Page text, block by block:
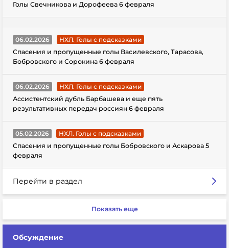
Голы Свечникова и Дорофеева 6 февраля
06.02.2026
НХЛ. Голы с подсказками
Спасения и пропущенные голы Василевского, Тарасова,
Бобровского и Сорокина 6 февраля
06.02.2026
НХЛ. Голы с подсказками
Ассистентский дубль Барбашева и еще пять
результативных передач россиян 6 февраля
05.02.2026
НХЛ. Голы с подсказками
Спасения и пропущенные голы Бобровского и Аскарова 5
февраля
Перейти в раздел
Показать еще
Обсуждение